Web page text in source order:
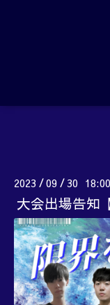
2023 /09 /30 18:00
大会出場告知